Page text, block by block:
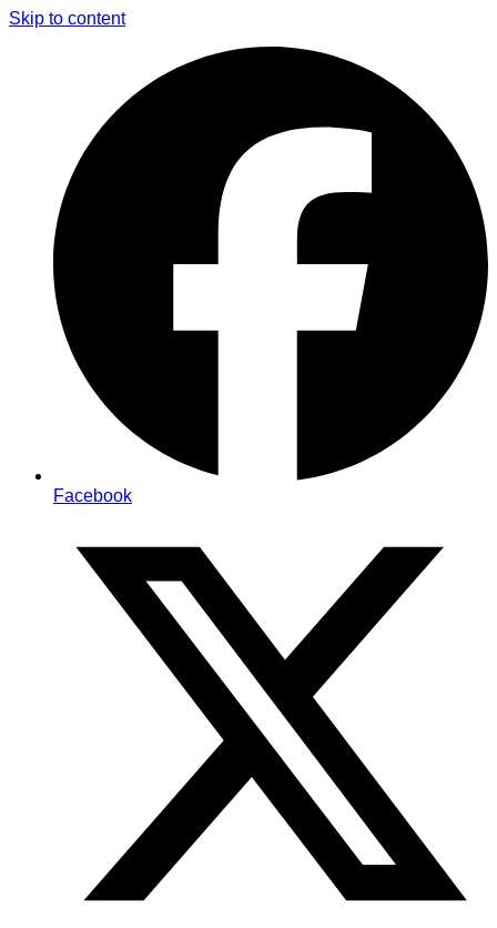
Skip to content
Facebook